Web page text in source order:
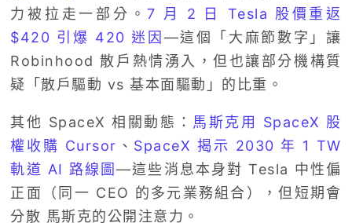
力被拉走一部分。7 月 2 日 Tesla 股價重返
$420 引爆 420 迷因 —這個「大麻節數字」讓
Robinhood 散戶熱情湧入，但也讓部分機構質
疑「散戶驅動 vs 基本面驅動」的比重。
其他 SpaceX 相關動態： 馬斯克用 SpaceX 股
權收購 Cursor 、 SpaceX 揭示 2030 年 1 TW
軌道 AI 路線圖—這些消息本身對 Tesla 中性偏
正面（同一 CEO 的多元業務組合），但短期會
分散 馬斯克的公開注意力。